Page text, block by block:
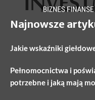
Najnowsze
Jakie wskaźniki
Pełnomocnictwa i
potrzebne i jaką mają